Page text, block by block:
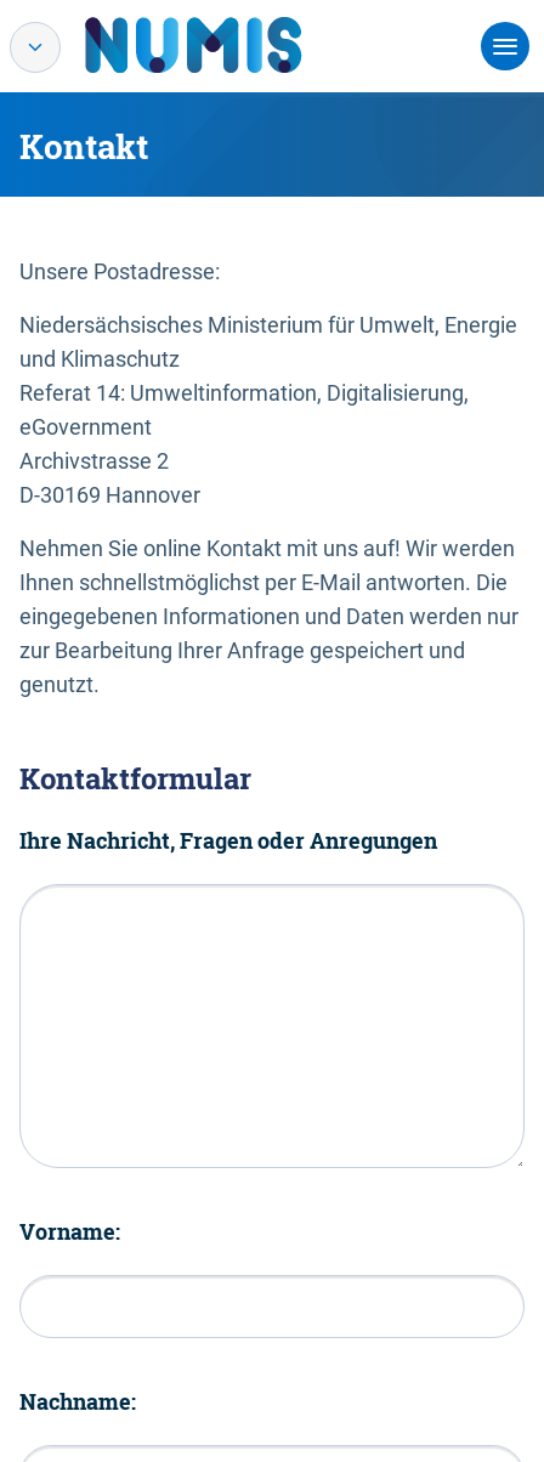
Kontakt
Unsere Postadresse:
Niedersächsisches Ministerium für Umwelt, Energie
und Klimaschutz
Referat 14: Umweltinformation, Digitalisierung,
eGovernment
Archivstrasse 2
D-30169 Hannover
Nehmen Sie online Kontakt mit uns auf! Wir werden
Ihnen schnellstmöglichst per E-Mail antworten. Die
eingegebenen Informationen und Daten werden nur
zur Bearbeitung Ihrer Anfrage gespeichert und
genutzt.
Kontaktformular
Ihre Nachricht, Fragen oder Anregungen
Vorname:
Nachname: